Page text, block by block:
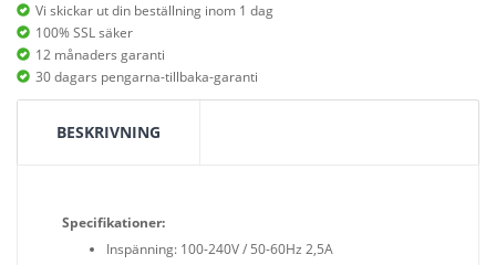
Vi skickar ut din beställning inom 1 dag
100% SSL säker
12 månaders garanti
30 dagars pengarna-tillbaka-garanti
BESKRIVNING
Specifikationer:
Inspänning: 100-240V / 50-60Hz 2,5A